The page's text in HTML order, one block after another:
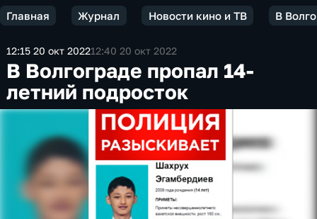
Главная Журнал Новости кино и ТВ В
12:15 20 окт 202212:40 20 окт 2022
В Волгограде пропал 14-
летний подросток